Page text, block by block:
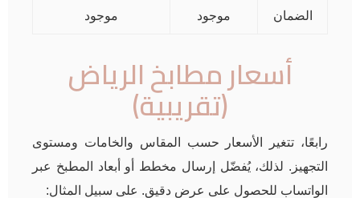
الضمان موجود موجود
أسعار مطابخ الرياض
(تقريبية)
رابعًا، تتغير الأسعار حسب المقاس والخامات ومستوى
التجهيز. لذلك، يُفضّل إرسال مخطط أو أبعاد المطبخ عبر
الواتساب للحصول على عرض دقيق. على سبيل المثال: